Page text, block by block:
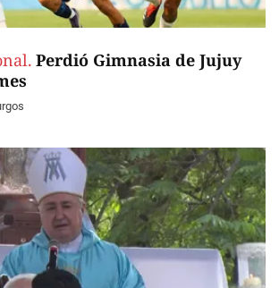
Perdió Gimnasia de Jujuy